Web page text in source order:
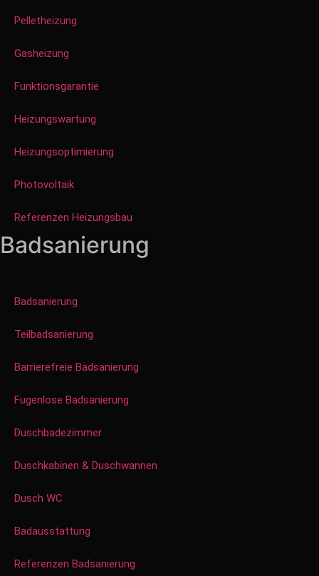
Pelletheizung
Gasheizung
Funktionsgarantie
Heizungswartung
Heizungsoptimierung
Photovoltaik
Referenzen Heizungsbau
Badsanierung
Badsanierung
Teilbadsanierung
Barrierefreie Badsanierung
Fugenlose Badsanierung
Duschbadezimmer
Duschkabinen & Duschwannen
Dusch WC
Badausstattung
Referenzen Badsanierung